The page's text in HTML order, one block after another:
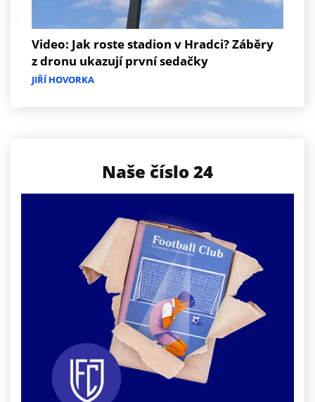
Video: Jak roste stadion v Hradci? Záběry
z dronu ukazují první sedačky
JIŘÍ HOVORKA
Naše číslo 24